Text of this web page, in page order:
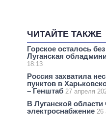
ЧИТАЙТЕ ТАКЖЕ
Горское осталось
Луганская
18:13
Россия захватила
пунктов в
– Генштаб 27 апреля
В Луганской
электроснабжение 26